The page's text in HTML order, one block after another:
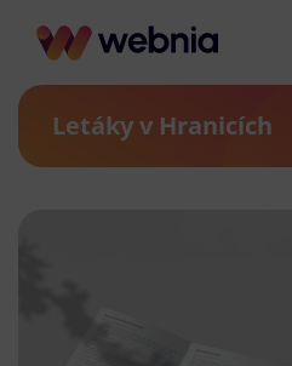
Letáky v Hranicích